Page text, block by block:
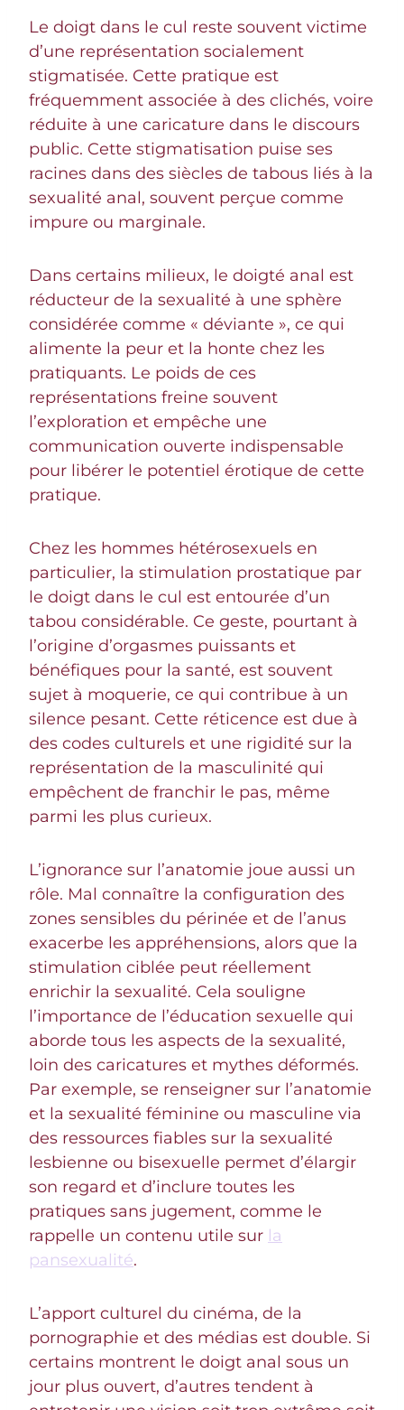
Le doigt dans le cul reste souvent victime
d’une représentation socialement
stigmatisée. Cette pratique est
fréquemment associée à des clichés, voire
réduite à une caricature dans le discours
public. Cette stigmatisation puise ses
racines dans des siècles de tabous liés à la
sexualité anal, souvent perçue comme
impure ou marginale.
Dans certains milieux, le doigté anal est
réducteur de la sexualité à une sphère
considérée comme « déviante », ce qui
alimente la peur et la honte chez les
pratiquants. Le poids de ces
représentations freine souvent
l’exploration et empêche une
communication ouverte indispensable
pour libérer le potentiel érotique de cette
pratique.
Chez les hommes hétérosexuels en
particulier, la stimulation prostatique par
le doigt dans le cul est entourée d’un
tabou considérable. Ce geste, pourtant à
l’origine d’orgasmes puissants et
bénéfiques pour la santé, est souvent
sujet à moquerie, ce qui contribue à un
silence pesant. Cette réticence est due à
des codes culturels et une rigidité sur la
représentation de la masculinité qui
empêchent de franchir le pas, même
parmi les plus curieux.
L’ignorance sur l’anatomie joue aussi un
rôle. Mal connaître la configuration des
zones sensibles du périnée et de l’anus
exacerbe les appréhensions, alors que la
stimulation ciblée peut réellement
enrichir la sexualité. Cela souligne
l’importance de l’éducation sexuelle qui
aborde tous les aspects de la sexualité,
loin des caricatures et mythes déformés.
Par exemple, se renseigner sur l’anatomie
et la sexualité féminine ou masculine via
des ressources fiables sur la sexualité
lesbienne ou bisexuelle permet d’élargir
son regard et d’inclure toutes les
pratiques sans jugement, comme le
rappelle un contenu utile sur la
pansexualité.
L’apport culturel du cinéma, de la
pornographie et des médias est double. Si
certains montrent le doigt anal sous un
jour plus ouvert, d’autres tendent à